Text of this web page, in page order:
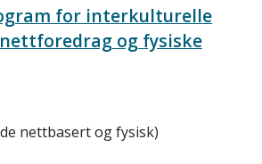
for interkulturelle
og fysiske
nettbasert og fysisk)